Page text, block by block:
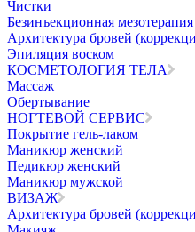
Чистки
Безинъeкционная мезотерапия
Архитектура бровей
Эпиляция воском
КОСМЕТОЛОГИЯ ТЕЛА
Массаж
Обертывание
НОГТЕВОЙ СЕРВИС
Покрытие гель-лаком
Маникюр женский
Педикюр женский
Маникюр мужской
ВИЗАЖ
Архитектура бровей